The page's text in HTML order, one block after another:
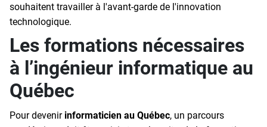
souhaitent travailler à l'avant-garde de l'innovation
technologique.
Les formations nécessaires
à l’ingénieur informatique au
Québec
Pour devenir informaticien au Québec, un parcours